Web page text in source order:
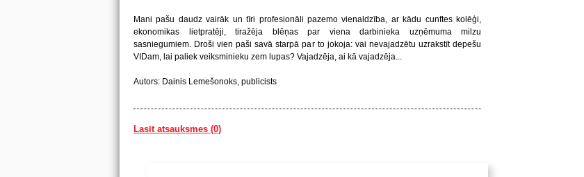
Mani pašu daudz vairāk un tīri profesionāli pazemo vienaldzība, ar kādu cunftes kolēģi,
ekonomikas lietpratēji, tiražēja blēņas par viena darbinieka uzņēmuma milzu
sasniegumiem. Droši vien paši savā starpā par to jokoja: vai nevajadzētu uzrakstīt depešu
VIDam, lai paliek veiksminieku zem lupas? Vajadzēja, ai kā vajadzēja...
Autors: Dainis Lemešonoks, publicists
Lasīt atsauksmes (0)